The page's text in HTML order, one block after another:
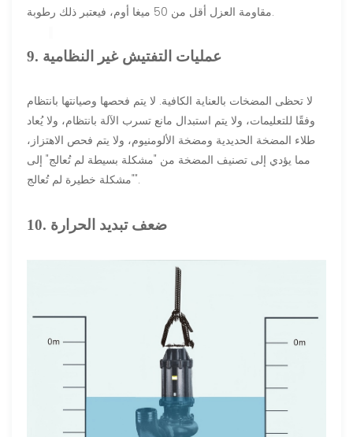
مقاومة العزل أقل من 50 ميغا أوم، فيعتبر ذلك رطوبة.
9. عمليات التفتيش غير النظامية
لا تحظى المضخات بالعناية الكافية. لا يتم فحصها وصيانتها بانتظام
وفقًا للتعليمات، ولا يتم استبدال مانع تسرب الآلة بانتظام، ولا يُعاد
طلاء المضخة الحديدية ومضخة الألومنيوم، ولا يتم فحص الاهتزاز،
مما يؤدي إلى تصنيف المضخة من "مشكلة بسيطة لم تُعالج" إلى
"مشكلة خطيرة لم تُعالج".
10. ضعف تبديد الحرارة